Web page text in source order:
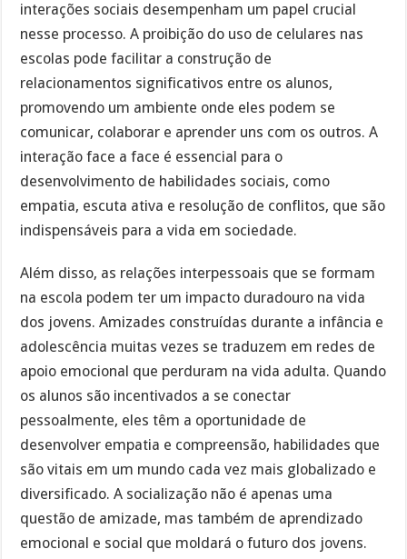
interações sociais desempenham um papel crucial
nesse processo. A proibição do uso de celulares nas
escolas pode facilitar a construção de
relacionamentos significativos entre os alunos,
promovendo um ambiente onde eles podem se
comunicar, colaborar e aprender uns com os outros. A
interação face a face é essencial para o
desenvolvimento de habilidades sociais, como
empatia, escuta ativa e resolução de conflitos, que são
indispensáveis para a vida em sociedade.
Além disso, as relações interpessoais que se formam
na escola podem ter um impacto duradouro na vida
dos jovens. Amizades construídas durante a infância e
adolescência muitas vezes se traduzem em redes de
apoio emocional que perduram na vida adulta. Quando
os alunos são incentivados a se conectar
pessoalmente, eles têm a oportunidade de
desenvolver empatia e compreensão, habilidades que
são vitais em um mundo cada vez mais globalizado e
diversificado. A socialização não é apenas uma
questão de amizade, mas também de aprendizado
emocional e social que moldará o futuro dos jovens.